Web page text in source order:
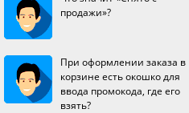
продажи»?
При оформлении заказа в
корзине есть окошко для
ввода промокода, где его
взять?